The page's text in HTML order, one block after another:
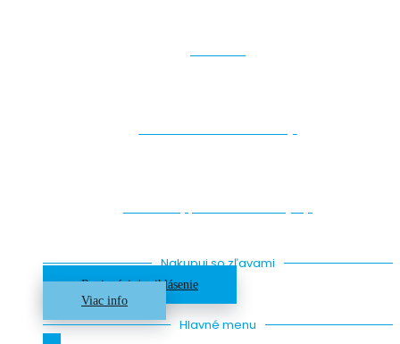
Nakupuj so zľavami
Registrácia/ prihlásenie
Viac info
Hlavné menu